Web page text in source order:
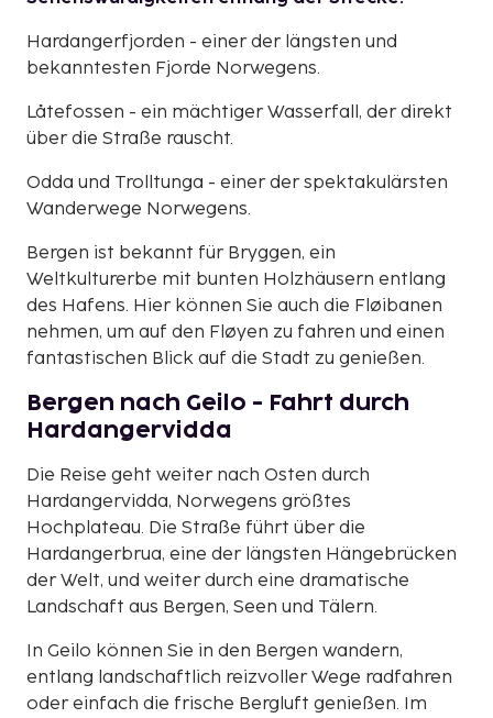
Hardangerfjorden - einer der längsten und
bekanntesten Fjorde Norwegens.
Låtefossen - ein mächtiger Wasserfall, der direkt
über die Straße rauscht.
Odda und Trolltunga - einer der spektakulärsten
Wanderwege Norwegens.
Bergen ist bekannt für Bryggen, ein
Weltkulturerbe mit bunten Holzhäusern entlang
des Hafens. Hier können Sie auch die Fløibanen
nehmen, um auf den Fløyen zu fahren und einen
fantastischen Blick auf die Stadt zu genießen.
Bergen nach Geilo - Fahrt durch
Hardangervidda
Die Reise geht weiter nach Osten durch
Hardangervidda, Norwegens größtes
Hochplateau. Die Straße führt über die
Hardangerbrua, eine der längsten Hängebrücken
der Welt, und weiter durch eine dramatische
Landschaft aus Bergen, Seen und Tälern.
In Geilo können Sie in den Bergen wandern,
entlang landschaftlich reizvoller Wege radfahren
oder einfach die frische Bergluft genießen. Im